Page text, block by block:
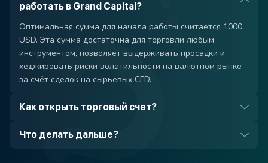
работать в Grand Capital?
Оптимальная сумма для начала работы считается 1000
USD. Эта сумма достаточна для торговли любым
инструментом, позволяет выдерживать просадки и
хеджировать риски волатильности на валютном рынке
за счёт сделок на сырьевых CFD.
Как открыть торговый счет?
Что делать дальше?